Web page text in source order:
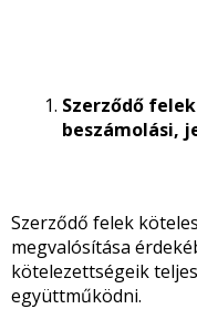
Szerződő
beszámolási,
Szerződő felek
megvalósítása
kötelezettségeik
együttműködni.